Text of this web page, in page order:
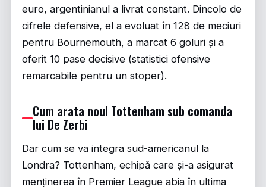
euro, argentinianul a livrat constant. Dincolo de
cifrele defensive, el a evoluat în 128 de meciuri
pentru Bournemouth, a marcat 6 goluri și a
oferit 10 pase decisive (statistici ofensive
remarcabile pentru un stoper).
Cum arata noul Tottenham sub comanda
lui De Zerbi
Dar cum se va integra sud-americanul la
Londra? Tottenham, echipă care și-a asigurat
menținerea în Premier League abia în ultima